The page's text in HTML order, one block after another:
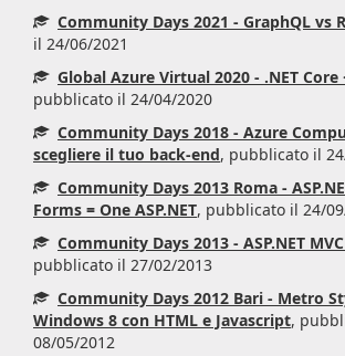
Community Days 2021 - GraphQL vs
il 24/06/2021
Global Azure Virtual 2020 - .NET Core
pubblicato il 24/04/2020
Community Days 2018 - Azure
scegliere il tuo back-end, pubblicato il
Community Days 2013 Roma -
Forms = One ASP.NET, pubblicato il 24/
Community Days 2013 - ASP.NET
pubblicato il 27/02/2013
Community Days 2012 Bari - Metro
Windows 8 con HTML e Javascript,
08/05/2012